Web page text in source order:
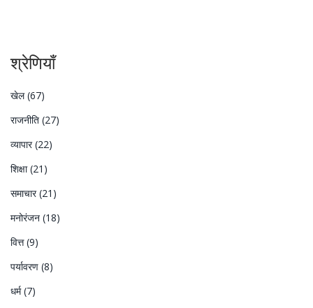
श्रेणियाँ
खेल(67)
राजनीति (27)
व्यापार(22)
शिक्षा(21)
समाचार(21)
मनोरंजन (18)
वित्त(9)
पर्यावरण (8)
धर्म(7)